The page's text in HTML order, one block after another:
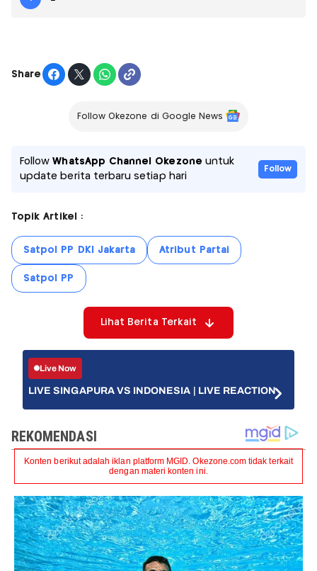
Share
Follow Okezone di Google News
FollowWhatsApp Channel Okezone untuk
update berita terbaru setiap hari
Follow
Topik Artikel :
Satpol PP DKI Jakarta Atribut Partai
Satpol PP
Lihat Berita Terkait
Live Now
LIVE SINGAPURA VS INDONESIA | LIVE REACTION